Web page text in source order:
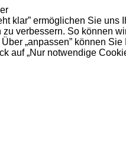
klar” ermöglichen Sie
verbessern. So können
„anpassen” können
auf „Nur notwendige